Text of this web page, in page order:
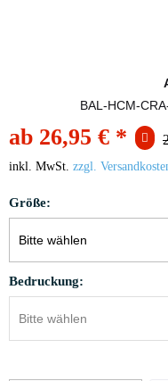
BAL-HCM-
ab 26,95 € *
inkl. MwSt. zzgl.
Größe:
Bedruckung: